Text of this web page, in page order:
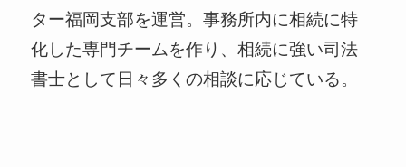
ター福岡支部を運営。事務所内に相続に特
化した専門チームを作り、相続に強い司法
書士として日々多くの相談に応じている。